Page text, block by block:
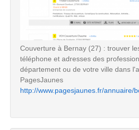
Couverture à Bernay (27) : trouver
téléphone et adresses des
département ou de votre ville dans
PagesJaunes
http://www.pagesjaunes.fr/annuaire/